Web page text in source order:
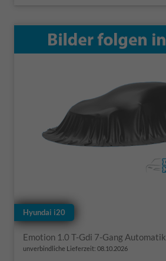
Hyundai i20
Emotion 1.0 T-Gdi 7-Gang Automatik
unverbindliche Lieferzeit: 08.10.2026